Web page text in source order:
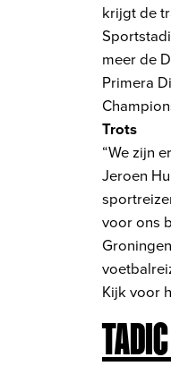
krijgt de
meer de
Primera
Trots
“We zijn
Jeroen
voor ons
Kijk voor